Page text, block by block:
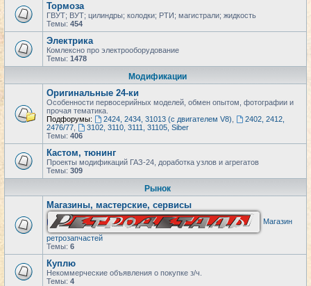
Тормоза
ГВУТ; ВУТ; цилиндры; колодки; РТИ; магистрали; жидкость
Темы: 454
Электрика
Комлексно про электрооборудование
Темы: 1478
Модификации
Оригинальные 24-ки
Особенности первосерийных моделей, обмен опытом, фотографии и
прочая тематика.
Подфорумы:
2424, 2434, 31013 (с двигателем V8)
2402, 2412,
2476/77
3102, 3110, 3111, 31105, Siber
Темы: 406
Кастом, тюнинг
Проекты модификаций ГАЗ-24, доработка узлов и агрегатов
Темы: 309
Рынок
Магазины, мастерские, сервисы
Магазин
ретрозапчастей
Темы: 6
Куплю
Некоммерческие объявления о покупке з/ч.
Темы: 4